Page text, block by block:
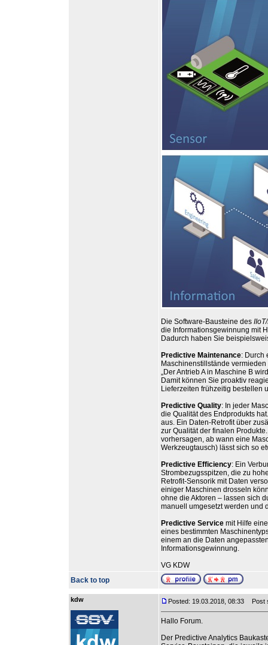
Die Software-Bausteine des
die Informationsgewinnung mit
Dadurch haben Sie
Predictive Maintenance: Durch
Maschinenstillstände
„Der Antrieb A in Maschine B
Damit können Sie proaktiv
Lieferzeiten frühzeitig bestellen
Predictive Quality: In jeder
die Qualität des Endprodukts
aus. Ein Daten-Retrofit über
zur Qualität der finalen
vorhersagen, ab wann eine
Werkzeugtausch) lässt sich so
Predictive Efficiency: Ein
Strombezugsspitzen, die zu
Retrofit-Sensorik mit Daten
einiger Maschinen drosseln
ohne die Aktoren – lassen sich
manuell umgesetzt werden und
Predictive Service mit Hilfe
eines bestimmten
einem an die Daten
Informationsgewinnung.
VG KDW
Back to top
kdw Posted: 19.03.2018, 08:33 Post
Hallo Forum.
Der Predictive Analytics